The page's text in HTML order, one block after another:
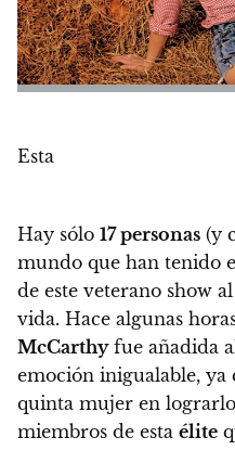
Esta
Hay sólo 17 personas (y
mundo que han tenido
de este veterano show
vida. Hace algunas
McCarthyfue añadida
emoción inigualable, ya
quinta mujer en
miembros de esta élite